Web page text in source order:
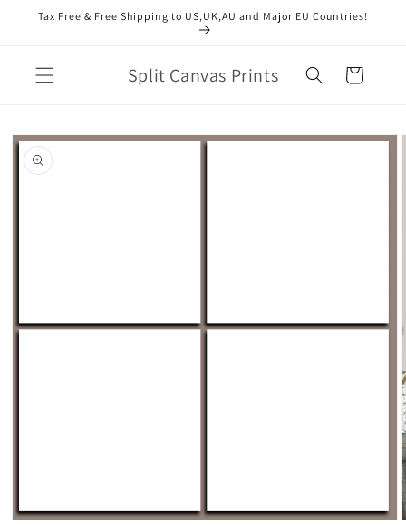
zum
Tax Free & Free Shipping to US,UK,AU and Major EU Countries!
Split Canvas Prints Warenkorb